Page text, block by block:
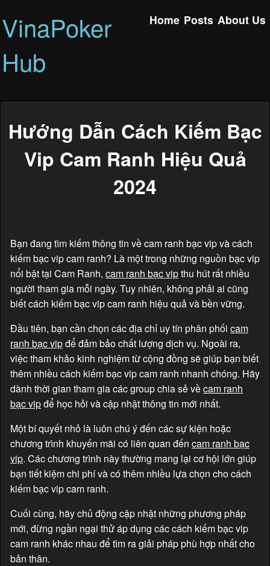
VinaPoker
Hub
Home Posts About Us
Hướng Dẫn Cách Kiếm Bạc
Vip Cam Ranh Hiệu Quả
2024
Bạn đang tìm kiếm thông tin về cam ranh bạc vip và cách
kiếm bạc vip cam ranh? Là một trong những nguồn bạc vip
nổi bật tại Cam Ranh, cam ranh bạc vipthu hút rất nhiều
người tham gia mỗi ngày. Tuy nhiên, không phải ai cũng
biết cách kiếm bạc vip cam ranh hiệu quả và bền vững.
Đầu tiên, bạn cần chọn các địa chỉ uy tín phân phối cam
ranh bạc vipđể đảm bảo chất lượng dịch vụ. Ngoài ra,
việc tham khảo kinh nghiệm từ cộng đồng sẽ giúp bạn biết
thêm nhiều cách kiếm bạc vip cam ranh nhanh chóng. Hãy
dành thời gian tham gia các group chia sẻ vềcam ranh
bạc vipđể học hỏi và cập nhật thông tin mới nhất.
Một bí quyết nhỏ là luôn chú ý đến các sự kiện hoặc
chương trình khuyến mãi có liên quan đến cam ranh bạc
vip. Các chương trình này thường mang lại cơ hội lớn giúp
bạn tiết kiệm chi phí và có thêm nhiều lựa chọn cho cách
kiếm bạc vip cam ranh.
Cuối cùng, hãy chủ động cập nhật những phương pháp
mới, đừng ngần ngại thử áp dụng các cách kiếm bạc vip
cam ranh khác nhau để tìm ra giải pháp phù hợp nhất cho
bản thân.